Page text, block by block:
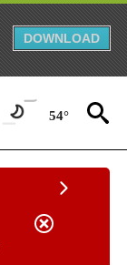
DOWNLOAD
54°